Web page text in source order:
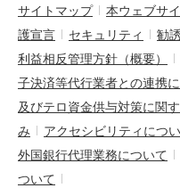
サイトマップ 本ウェブサ
護宣言
セキュリティ 勧
利益相反管理方針（概要）
子決済等代行業者との連携
及びテロ資金供与対策に関
み
アクセシビリティにつ
外国銀行代理業務について
ついて